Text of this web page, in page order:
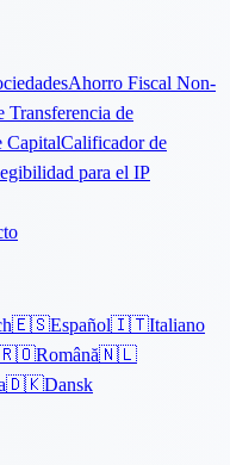
Ahorro Fiscal Non-
Transferencia de
CapitalCalificador de
para el IP
🇪🇸Español🇮🇹Italiano
Română🇳🇱
🇩🇰Dansk